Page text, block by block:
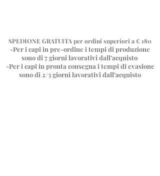
SPEDIONE GRATUITA per ordini superiori a € 180
-Per i capi in pre-ordine i tempi di produzione
sono di 7 giorni lavorativi dall’acquisto
-Per i capi in pronta consegna i tempi di evasione
sono di 2/3 giorni lavorativi dall’acquisto